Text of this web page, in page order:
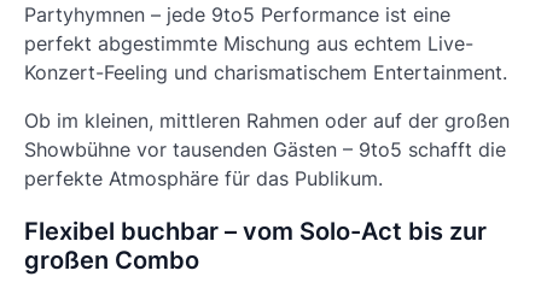
Partyhymnen – jede 9to5 Performance ist eine
perfekt abgestimmte Mischung aus echtem Live-
Konzert-Feeling und charismatischem Entertainment.
Ob im kleinen, mittleren Rahmen oder auf der großen
Showbühne vor tausenden Gästen – 9to5 schafft die
perfekte Atmosphäre für das Publikum.
Flexibel buchbar – vom Solo-Act bis zur
großen Combo